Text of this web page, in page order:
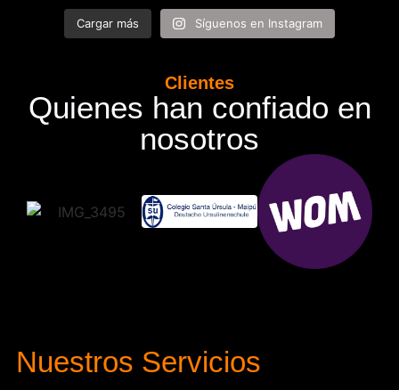
Cargar más Síguenos en Instagram
Clientes
Quienes han confiado en
nosotros
Nuestros Servicios